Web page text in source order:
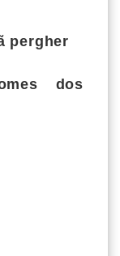
pergher
dos